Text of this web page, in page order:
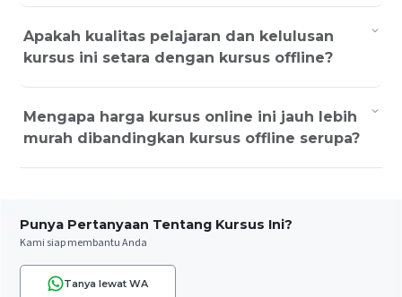
Apakah kualitas pelajaran dan kelulusan
kursus ini setara dengan kursus offline?
Mengapa harga kursus online ini jauh lebih
murah dibandingkan kursus offline serupa?
Punya Pertanyaan Tentang Kursus Ini?
Kami siap membantu Anda
Tanya lewat WA